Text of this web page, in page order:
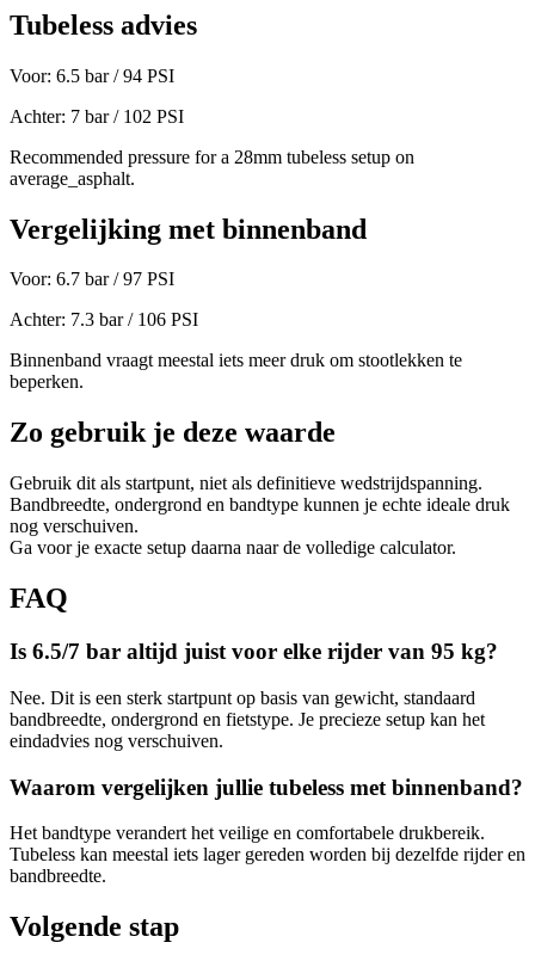
Tubeless advies
Voor: 6.5 bar /94 PSI
Achter: 7 bar / 102 PSI
Recommended pressure for a 28mm tubeless setup on
average_asphalt.
Vergelijking met binnenband
Voor: 6.7 bar /97 PSI
Achter: 7.3 bar / 106 PSI
Binnenband vraagt meestal iets meer druk om stootlekken te
beperken.
Zo gebruik je deze waarde
Gebruik dit als startpunt, niet als definitieve wedstrijdspanning.
Bandbreedte, ondergrond en bandtype kunnen je echte ideale druk
nog verschuiven.
Ga voor je exacte setup daarna naar de volledige calculator.
FAQ
Is 6.5/7 bar altijd juist voor elke rijder van 95 kg?
Nee. Dit is een sterk startpunt op basis van gewicht, standaard
bandbreedte, ondergrond en fietstype. Je precieze setup kan het
eindadvies nog verschuiven.
Waarom vergelijken jullie tubeless met binnenband?
Het bandtype verandert het veilige en comfortabele drukbereik.
Tubeless kan meestal iets lager gereden worden bij dezelfde rijder en
bandbreedte.
Volgende stap